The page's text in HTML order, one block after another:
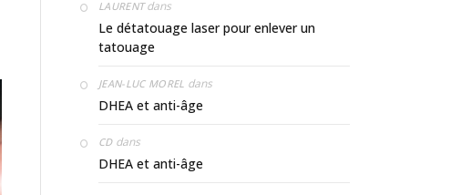
LAURENTdans
Le détatouage laser pour enlever un
tatouage
JEAN-LUC MOREL dans
DHEA et anti-âge
CDdans
DHEA et anti-âge